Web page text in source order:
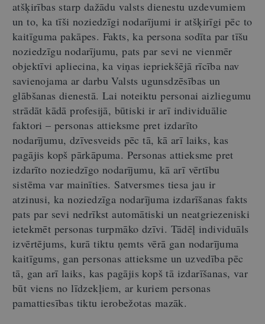
atšķirības starp dažādu valsts dienestu uzdevumiem
un to, ka tīši noziedzīgi nodarījumi ir atšķirīgi pēc to
kaitīguma pakāpes. Fakts, ka persona sodīta par tīšu
noziedzīgu nodarījumu, pats par sevi ne vienmēr
objektīvi apliecina, ka viņas iepriekšējā rīcība nav
savienojama ar darbu Valsts ugunsdzēsības un
glābšanas dienestā. Lai noteiktu personai aizliegumu
strādāt kādā profesijā, būtiski ir arī individuālie
faktori – personas attieksme pret izdarīto
nodarījumu, dzīvesveids pēc tā, kā arī laiks, kas
pagājis kopš pārkāpuma. Personas attieksme pret
izdarīto noziedzīgo nodarījumu, kā arī vērtību
sistēma var mainīties. Satversmes tiesa jau ir
atzinusi, ka noziedzīga nodarījuma izdarīšanas fakts
pats par sevi nedrīkst automātiski un neatgriezeniski
ietekmēt personas turpmāko dzīvi. Tādēļ individuāls
izvērtējums, kurā tiktu ņemts vērā gan nodarījuma
kaitīgums, gan personas attieksme un uzvedība pēc
tā, gan arī laiks, kas pagājis kopš tā izdarīšanas, var
būt viens no līdzekļiem, ar kuriem personas
pamattiesības tiktu ierobežotas mazāk.